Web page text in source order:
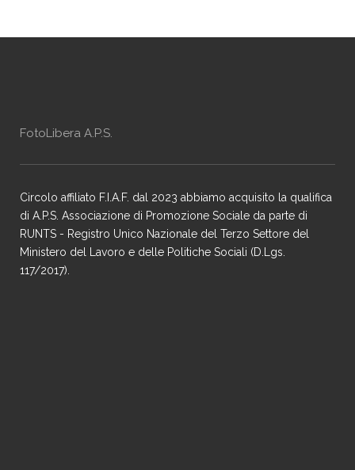
FotoLibera A.P.S.
Circolo affiliato F.I.A.F. dal 2023 abbiamo acquisito la qualifica
di A.P.S. Associazione di Promozione Sociale da parte di
RUNTS - Registro Unico Nazionale del Terzo Settore del
Ministero del Lavoro e delle Politiche Sociali (D.Lgs.
117/2017).